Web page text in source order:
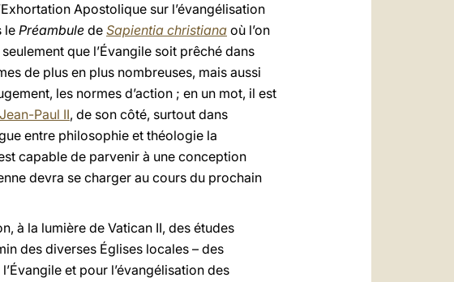
Apostolique sur l’évangélisation
le Préambule de Sapientia christiana où l’on
que l’Évangile soit prêché dans
de plus en plus nombreuses, mais aussi
les normes d’action ; en un mot, il est
Jean-Paul II, de son côté, surtout dans
entre philosophie et théologie la
capable de parvenir à une conception
devra se charger au cours du prochain
à la lumière de Vatican II, des études
des diverses Églises locales – des
et pour l’évangélisation des